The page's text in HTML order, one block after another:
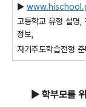
▶
고등학교 유형 설명,
정보,
자기주도학습전형
▶ 학부모를